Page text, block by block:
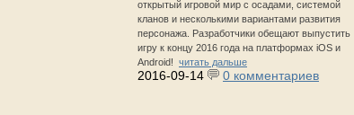
открытый игровой мир с осадами, системой
кланов и несколькими вариантами развития
персонажа. Разработчики обещают выпустить
игру к концу 2016 года на платформах iOS и
Android! читать дальше
2016-09-14 0 комментариев